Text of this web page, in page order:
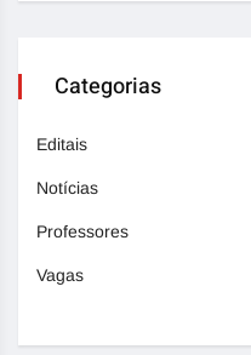
Categorias
Editais
Notícias
Professores
Vagas